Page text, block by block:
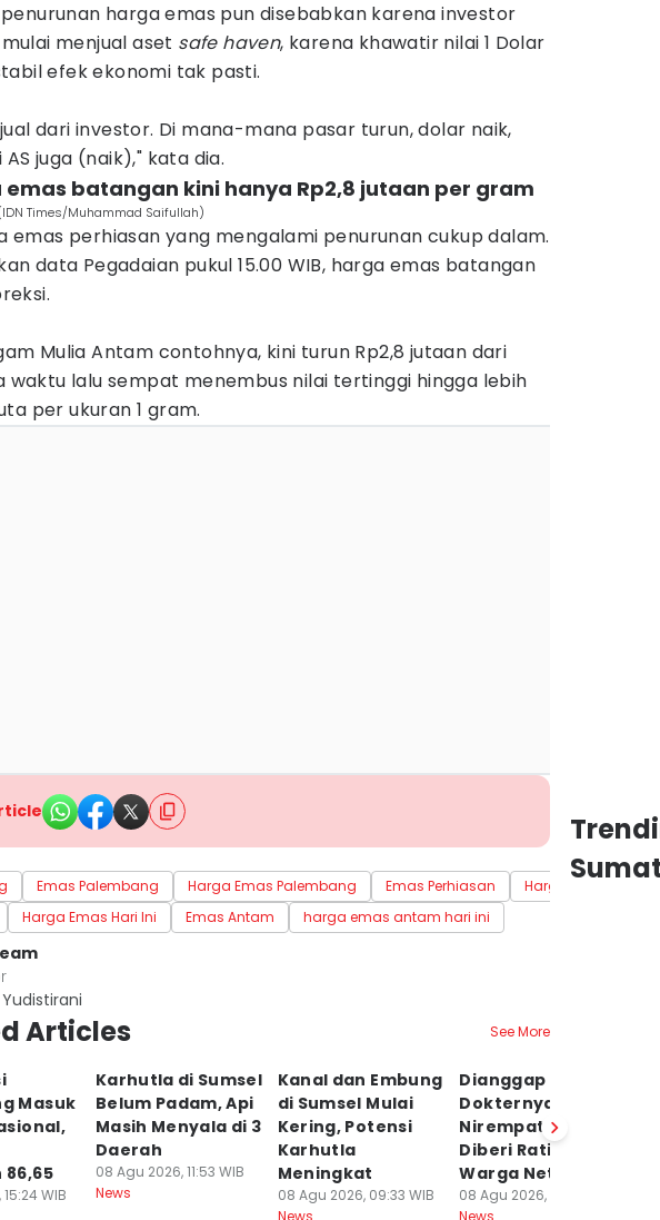
penurunan harga emas pun disebabkan karena investor
menjual aset safe haven, karena khawatir nilai 1 Dolar
efek ekonomi tak pasti.
dari investor. Di mana-mana pasar turun, dolar naik,
AS juga (naik)," kata dia.
emas batangan kini hanya Rp2,8 jutaan per gram
Times/Muhammad Saifullah)
emas perhiasan yang mengalami penurunan cukup dalam.
data Pegadaian pukul 15.00 WIB, harga emas batangan
Mulia Antam contohnya, kini turun Rp2,8 jutaan dari
waktu lalu sempat menembus nilai tertinggi hingga lebih
per ukuran 1 gram.
Emas Palembang Harga Emas Palembang Emas Perhiasan Harga Emas
Harga Emas Hari Ini Emas Antam harga emas antam hari ini
Articles See More
Masuk
86,65
WIB
Karhutla di Sumsel
Belum Padam, Api
Masih Menyala di 3
Daerah
08 Agu 2026, 11:53 WIB
News
Kanal dan Embung
di Sumsel Mulai
Kering, Potensi
Karhutla
Meningkat
08 Agu 2026, 09:33 WIB
News
Dianggap
Dokternya
Nirempati, RS Pusri
Diberi Rating Jelek
Warga Net
08 Agu 2026, 09:30 WIB
News